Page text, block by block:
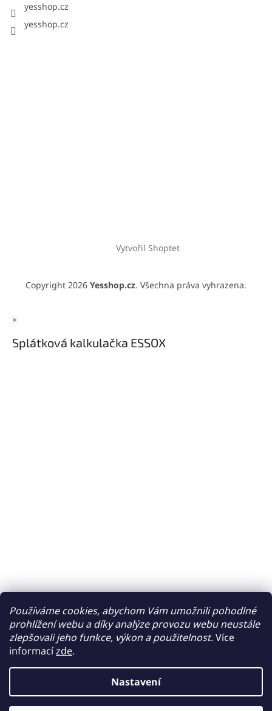
Používáme cookies, abychom Vám umožnili pohodlné
prohlížení webu a díky analýze provozu webu neustále
zlepšovali jeho funkce, výkon a použitelnost.Více
informacízde.
Nastavení
yesshop.cz
yesshop.cz
Vytvořil Shoptet
Copyright 2026 Yesshop.cz. Všechna práva vyhrazena.
×
Splátková kalkulačka ESSOX